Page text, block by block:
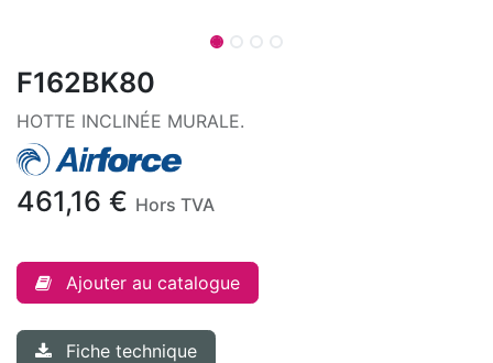
F162BK80
HOTTE INCLINÉE MURALE.
461,16 € Hors TVA
Ajouter au catalogue
Fiche technique